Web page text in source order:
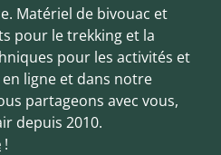
Matériel de bivouac et
pour le trekking et la
pour les activités et
ligne et dans notre
partageons avec vous,
depuis 2010.
!